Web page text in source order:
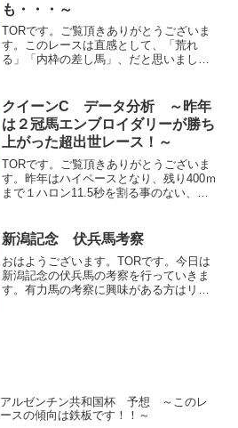
も・・・～
TORです。ご覧頂きありがとうございま
す。このレースは直感として、「荒れ
る」「内枠の差し馬」、だと思いまし
したか・・・。皆が攻めた結果、内は交
通渋滞となりました。その後...
クイーンC データ分析 ～昨年
は２冠馬エンブロイダリーが勝ち
上がった超出世レース！～
TORです。ご覧頂きありがとうございま
す。昨年はハイペースとなり、残り400ｍ
まで１ハロン11.5秒を割る事のない、究
でしたね。例年のような、上がり３ハロ
ン33秒台...
新潟記念 伏兵馬考察
おはようございます。TORです。今日は
新潟記念の伏兵馬の考察を行っていきま
す。有力馬の考察に興味がある方はリン
アルゼンチン共和国杯 予想 ～このレ
ースの傾向は鉄板です！！～